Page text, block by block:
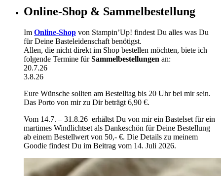
Online-Shop & Sammelbestellung
Im Online-Shop von Stampin’Up! findest Du alles was Du
für Deine Basteleidenschaft benötigst.
Allen, die nicht direkt im Shop bestellen möchten, biete ich
folgende Termine fürSammelbestellungen an:
20.7.26
3.8.26
Eure Wünsche sollten am Bestelltag bis 20 Uhr bei mir sein.
Das Porto von mir zu Dir beträgt 6,90 €.
Vom 14.7. – 31.8.26 erhältst Du von mir ein Bastelset für ein
martimes Windlichtset als Dankeschön für Deine Bestellung
ab einem Bestellwert von 50,- €. Die Details zu meinem
Goodie findest Du im Beitrag vom 14. Juli 2026.